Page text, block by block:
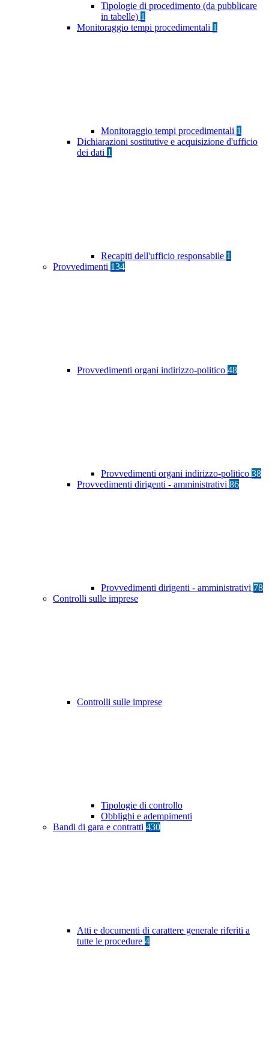
Tipologie di procedimento (da pubblicare
in tabelle) 1
Monitoraggio tempi procedimentali 1
Monitoraggio tempi procedimentali 1
Dichiarazioni sostitutive e acquisizione d'ufficio
dei dati 1
Recapiti dell'ufficio responsabile 1
Provvedimenti 134
Provvedimenti organi indirizzo-politico 48
Provvedimenti organi indirizzo-politico 38
Provvedimenti dirigenti - amministrativi 86
Provvedimenti dirigenti - amministrativi 78
Controlli sulle imprese
Controlli sulle imprese
Tipologie di controllo
Obblighi e adempimenti
Bandi di gara e contratti 430
Atti e documenti di carattere generale riferiti a
tutte le procedure 4